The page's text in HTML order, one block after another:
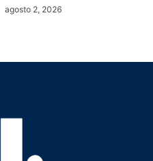
agosto 2, 2026